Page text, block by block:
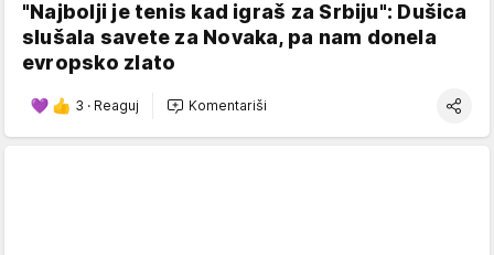
"Najbolji je tenis kad igraš za Srbiju": Dušica
slušala savete za Novaka, pa nam donela
evropsko zlato
3 · Reaguj Komentariši